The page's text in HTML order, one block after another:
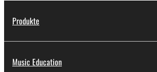
Produkte
Music Education